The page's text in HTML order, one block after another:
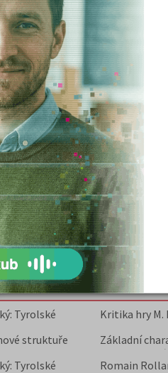
Nejžádanější kurzy
Právnické fakulty
Psychologie
Lékařské fakulty, farmacie
Společenské a human. vědy
Ekonomické fakulty
Žurnalistika
Politologie a mezinár. vztahy
Policejní akademie
Tyrolské
Kritika hry M.
struktuře
Základní
a geografie
Tyrolské
Romain